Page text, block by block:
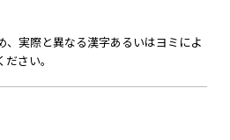
、実際と異なる漢字あるいはヨミによ
さい。